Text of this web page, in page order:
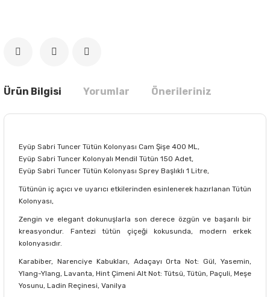
Ürün Bilgisi Yorumlar Önerileriniz
Eyüp Sabri Tuncer Tütün Kolonyası Cam Şişe 400 ML,
Eyüp Sabri Tuncer Kolonyalı Mendil Tütün 150 Adet,
Eyüp Sabri Tuncer Tütün Kolonyası Sprey Başlıklı 1 Litre,
Tütünün iç açıcı ve uyarıcı etkilerinden esinlenerek hazırlanan Tütün
Kolonyası,
Zengin ve elegant dokunuşlarla son derece özgün ve başarılı bir
kreasyondur. Fantezi tütün çiçeği kokusunda, modern erkek
kolonyasıdır.
Karabiber, Narenciye Kabukları, Adaçayı Orta Not: Gül, Yasemin,
Ylang-Ylang, Lavanta, Hint Çimeni Alt Not: Tütsü, Tütün, Paçuli, Meşe
Yosunu, Ladin Reçinesi, Vanilya